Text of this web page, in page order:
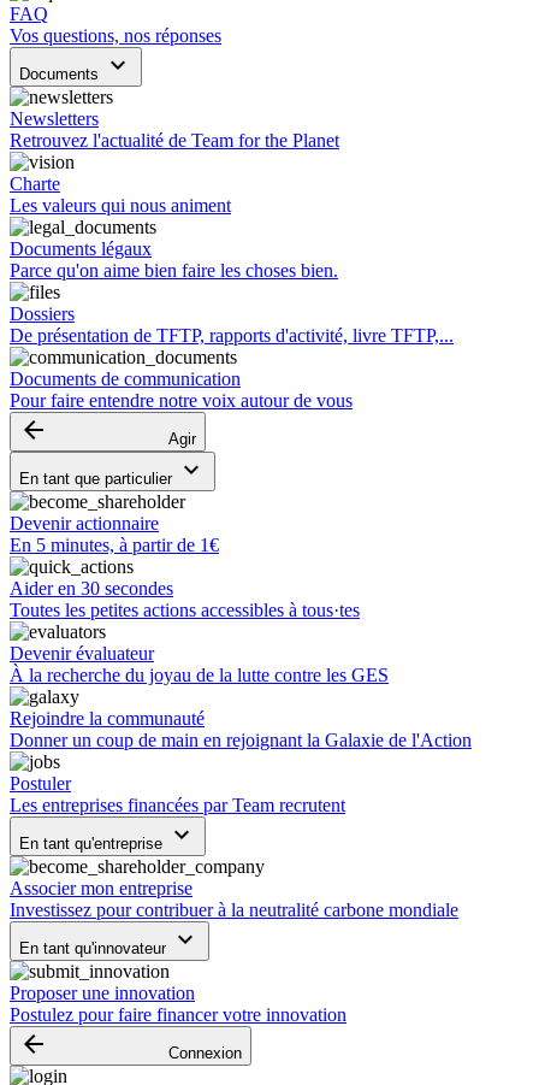
FAQ
Vos questions, nos réponses
Documents keyboard_arrow_down
Newsletters
Retrouvez l'actualité de Team for the Planet
Charte
Les valeurs qui nous animent
Documents légaux
Parce qu'on aime bien faire les choses bien.
Dossiers
De présentation de TFTP, rapports d'activité, livre TFTP,...
Documents de communication
Pour faire entendre notre voix autour de vous
arrow_backward Agir
En tant que particulier keyboard_arrow_down
Devenir actionnaire
En 5 minutes, à partir de 1€
Aider en 30 secondes
Toutes les petites actions accessibles à tous·tes
Devenir évaluateur
À la recherche du joyau de la lutte contre les GES
Rejoindre la communauté
Donner un coup de main en rejoignant la Galaxie de l'Action
Postuler
Les entreprises financées par Team recrutent
En tant qu'entreprise keyboard_arrow_down
Associer mon entreprise
Investissez pour contribuer à la neutralité carbone mondiale
En tant qu'innovateur keyboard_arrow_down
Proposer une innovation
Postulez pour faire financer votre innovation
arrow_backward Connexion